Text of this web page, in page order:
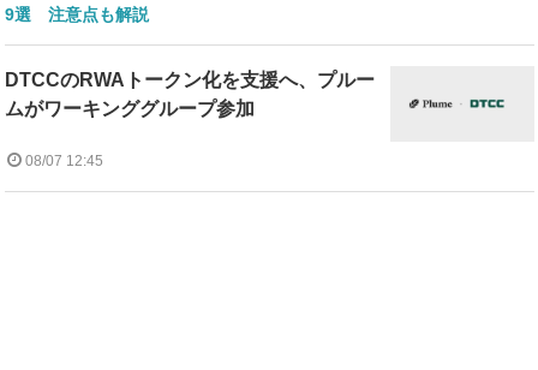
9選 注意点も解説
DTCCのRWAトークン化を支援へ、プルー
ムがワーキンググループ参加
08/07 12:45